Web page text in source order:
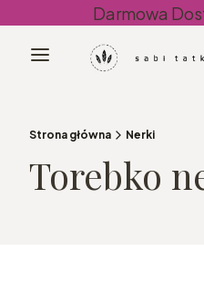
Darmowa
Menu
Strona główna Nerki
Torebko